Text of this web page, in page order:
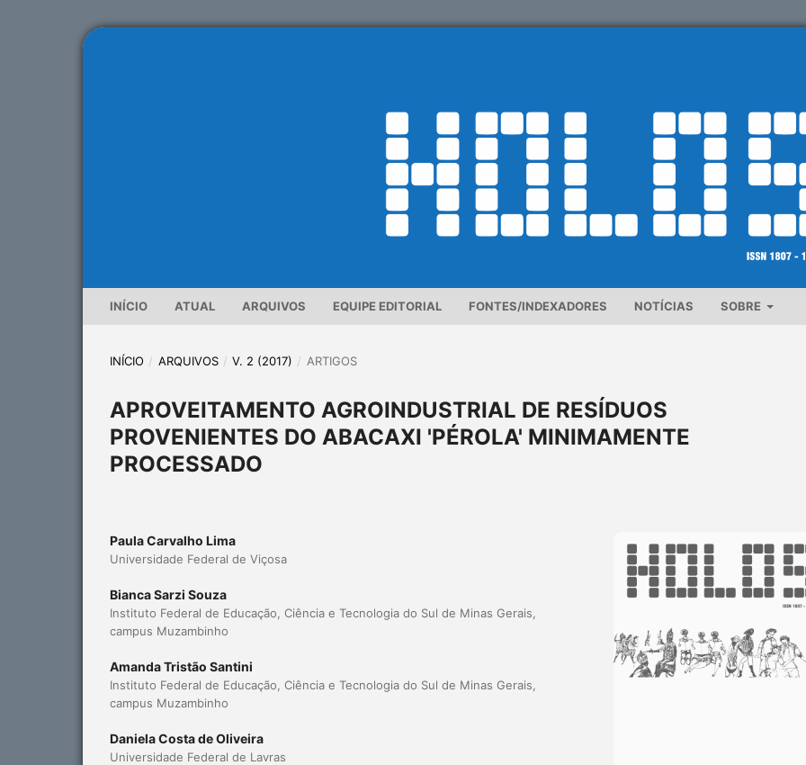
INÍCIO ATUAL ARQUIVOS EQUIPE EDITORIAL FONTES/INDEXADORES NOTÍCIAS SOBRE
INÍCIO / ARQUIVOS / V. 2 (2017) / ARTIGOS
APROVEITAMENTO AGROINDUSTRIAL DE RESÍDUOS
PROVENIENTES DO ABACAXI 'PÉROLA' MINIMAMENTE
PROCESSADO
Paula Carvalho Lima
Universidade Federal de Viçosa
Bianca Sarzi Souza
Instituto Federal de Educação, Ciência e Tecnologia do Sul de Minas Gerais,
campus Muzambinho
Amanda Tristão Santini
Instituto Federal de Educação, Ciência e Tecnologia do Sul de Minas Gerais,
campus Muzambinho
Daniela Costa de Oliveira
Universidade Federal de Lavras